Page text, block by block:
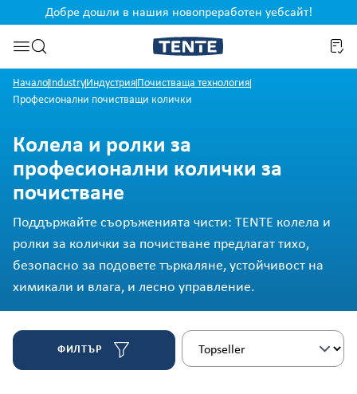
Преминете към търсенето
Добре дошли в нашия новопреработен уебсайт!
НачалоIndustryИндустрия Почистваща технология
Професионални почистващи колички
Колела и ролки за
професионални колички за
почистване
Поддържайте съоръженията чисти: TENTE колела и
ролки за колички за почистване предлагат тихо,
безопасно за подовете търкаляне, устойчивост на
химикали и влага, и лесно управление.
ФИЛТЪР